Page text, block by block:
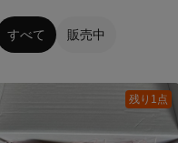
すべて 販売中
残り1点